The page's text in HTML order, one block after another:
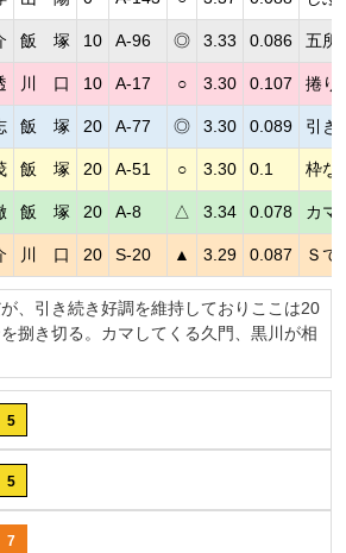
飯 塚 10 A-96 ◎ 3.33 0.086 五所
川 口 10 A-17 ○ 3.30 0.107 捲り
飯 塚 20 A-77 ◎ 3.30 0.089 引き
飯 塚 20 A-51 ○ 3.30 0.1 枠な
飯 塚 20 A-8 △ 3.34 0.078 カマ
川 口 20 S-20 ▲ 3.29 0.087 Ｓで
、引き続き好調を維持しておりここは20
捌き切る。カマしてくる久門、黒川が相
5
5
7